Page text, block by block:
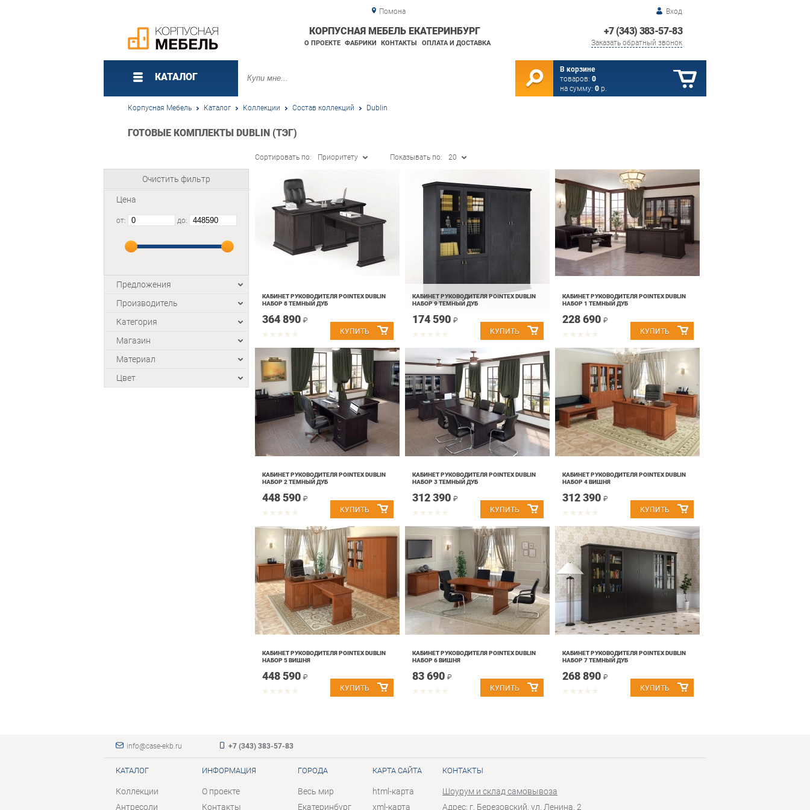
Помона Вход
+7 (343) 383-57-83
Заказать обратный звонок
КОРПУСНАЯ МЕБЕЛЬ ЕКАТЕРИНБУРГ
О ПРОЕКТЕ ФАБРИКИ КОНТАКТЫ ОПЛАТА И ДОСТАВКА
КАТАЛОГ
В корзине
товаров: 0
на сумму: 0 р.
Корпусная Мебель Каталог Коллекции Состав коллекций Dublin
ГОТОВЫЕ КОМПЛЕКТЫ DUBLIN (ТЭГ)
Очистить фильтр
Цена
от: до:
Предложения
Производитель
Категория
Магазин
Материал
Цвет
Сортировать по: Приоритету Показывать по: 20
КАБИНЕТ РУКОВОДИТЕЛЯ POINTEX DUBLIN
НАБОР 8 ТЕМНЫЙ ДУБ
364 890 ₽
КАБИНЕТ РУКОВОДИТЕЛЯ POINTEX DUBLIN
НАБОР 9 ТЕМНЫЙ ДУБ
174 590 ₽
КАБИНЕТ РУКОВОДИТЕЛЯ POINTEX DUBLIN
НАБОР 1 ТЕМНЫЙ ДУБ
228 690 ₽
КАБИНЕТ РУКОВОДИТЕЛЯ POINTEX DUBLIN
НАБОР 2 ТЕМНЫЙ ДУБ
448 590 ₽
КАБИНЕТ РУКОВОДИТЕЛЯ POINTEX DUBLIN
НАБОР 3 ТЕМНЫЙ ДУБ
312 390 ₽
КАБИНЕТ РУКОВОДИТЕЛЯ POINTEX DUBLIN
НАБОР 4 ВИШНЯ
312 390 ₽
КАБИНЕТ РУКОВОДИТЕЛЯ POINTEX DUBLIN
НАБОР 5 ВИШНЯ
448 590 ₽
КАБИНЕТ РУКОВОДИТЕЛЯ POINTEX DUBLIN
НАБОР 6 ВИШНЯ
83 690 ₽
КАБИНЕТ РУКОВОДИТЕЛЯ POINTEX DUBLIN
НАБОР 7 ТЕМНЫЙ ДУБ
268 890 ₽
info@case-ekb.ru +7 (343) 383-57-83
КАТАЛОГ
Коллекции
Антресоли
ИНФОРМАЦИЯ
О проекте
Контакты
ГОРОДА
Весь мир
Екатеринбург
КАРТА САЙТА
html-карта
xml-карта
КОНТАКТЫ
Шоурум и склад самовывоза
Адрес: г. Березовский, ул. Ленина, 2